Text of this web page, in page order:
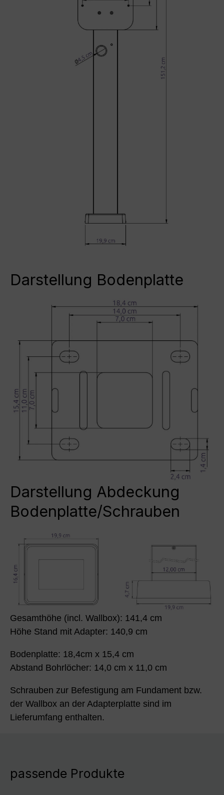
Darstellung Bodenplatte
Darstellung Abdeckung
Bodenplatte/Schrauben
Gesamthöhe (incl. Wallbox): 141,4 cm
Höhe Stand mit Adapter: 140,9 cm
Bodenplatte: 18,4cm x 15,4 cm
Abstand Bohrlöcher: 14,0 cm x 11,0 cm
Schrauben zur Befestigung am Fundament bzw.
der Wallbox an der Adapterplatte sind im
Lieferumfang enthalten.
passende Produkte